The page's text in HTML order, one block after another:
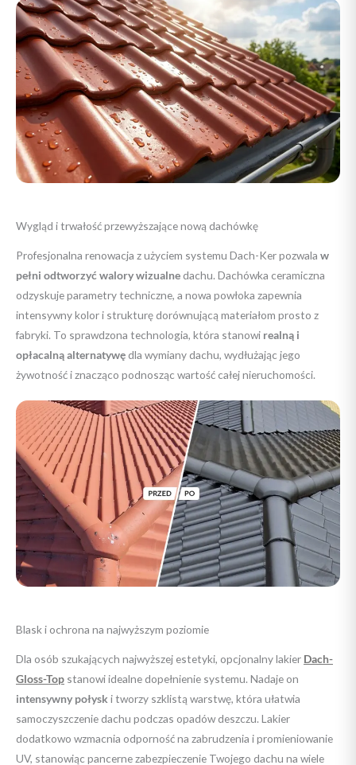
Wygląd i trwałość przewyższające nową dachówkę
Profesjonalna renowacja z użyciem systemu Dach-Ker pozwala w
pełni odtworzyć walory wizualne dachu. Dachówka ceramiczna
odzyskuje parametry techniczne, a nowa powłoka zapewnia
intensywny kolor i strukturę dorównującą materiałom prosto z
fabryki. To sprawdzona technologia, która stanowi realną i
opłacalną alternatywę dla wymiany dachu, wydłużając jego
żywotność i znacząco podnosząc wartość całej nieruchomości.
Blask i ochrona na najwyższym poziomie
Dla osób szukających najwyższej estetyki, opcjonalny lakier Dach-
Gloss-Top stanowi idealne dopełnienie systemu. Nadaje on
intensywny połysk i tworzy szklistą warstwę, która ułatwia
samoczyszczenie dachu podczas opadów deszczu. Lakier
dodatkowo wzmacnia odporność na zabrudzenia i promieniowanie
UV, stanowiąc pancerne zabezpieczenie Twojego dachu na wiele